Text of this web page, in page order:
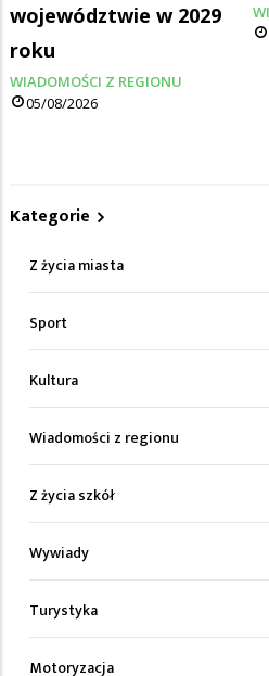
województwie w 2029
roku
WIADOMOŚCI Z REGIONU
05/08/2026
Kategorie
Z życia miasta
Sport
Kultura
Wiadomości z regionu
Z życia szkół
Wywiady
Turystyka
Motoryzacja